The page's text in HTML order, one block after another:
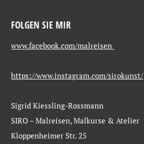
FOLGEN SIE MIR
www.facebook.com/malreisen
https://www.instagram.com/sirokunst/
Sigrid Kiessling-Rossmann
SIRO – Malreisen, Malkurse & Atelier
Kloppenheimer Str. 25